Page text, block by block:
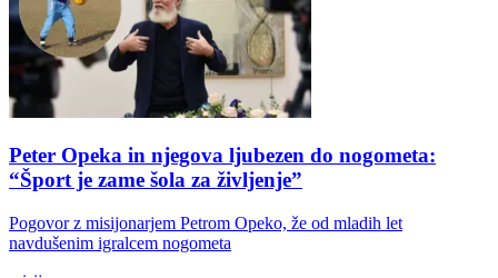
Peter Opeka in njegova ljubezen do nogometa:
“Šport je zame šola za življenje”
Pogovor z misijonarjem Petrom Opeko, že od mladih let
navdušenim igralcem nogometa